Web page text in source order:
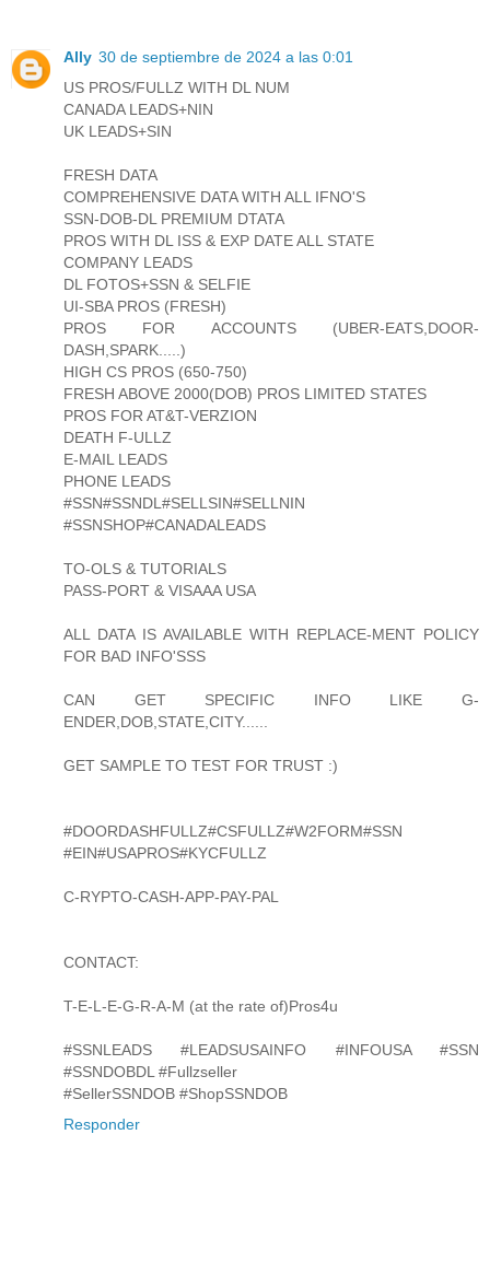
Ally 30 de septiembre de 2024 a las 0:01
US PROS/FULLZ WITH DL NUM
CANADA LEADS+NIN
UK LEADS+SIN
FRESH DATA
COMPREHENSIVE DATA WITH ALL IFNO'S
SSN-DOB-DL PREMIUM DTATA
PROS WITH DL ISS & EXP DATE ALL STATE
COMPANY LEADS
DL FOTOS+SSN & SELFIE
UI-SBA PROS (FRESH)
PROS FOR ACCOUNTS (UBER-EATS,DOOR-
DASH,SPARK.....)
HIGH CS PROS (650-750)
FRESH ABOVE 2000(DOB) PROS LIMITED STATES
PROS FOR AT&T-VERZION
DEATH F-ULLZ
E-MAIL LEADS
PHONE LEADS
#SSN#SSNDL#SELLSIN#SELLNIN
#SSNSHOP#CANADALEADS
TO-OLS & TUTORIALS
PASS-PORT & VISAAA USA
ALL DATA IS AVAILABLE WITH REPLACE-MENT POLICY
FOR BAD INFO'SSS
CAN GET SPECIFIC INFO LIKE G-
ENDER,DOB,STATE,CITY......
GET SAMPLE TO TEST FOR TRUST :)
#DOORDASHFULLZ#CSFULLZ#W2FORM#SSN
#EIN#USAPROS#KYCFULLZ
C-RYPTO-CASH-APP-PAY-PAL
CONTACT:
T-E-L-E-G-R-A-M (at the rate of)Pros4u
#SSNLEADS #LEADSUSAINFO #INFOUSA #SSN
#SSNDOBDL #Fullzseller
#SellerSSNDOB #ShopSSNDOB
Responder